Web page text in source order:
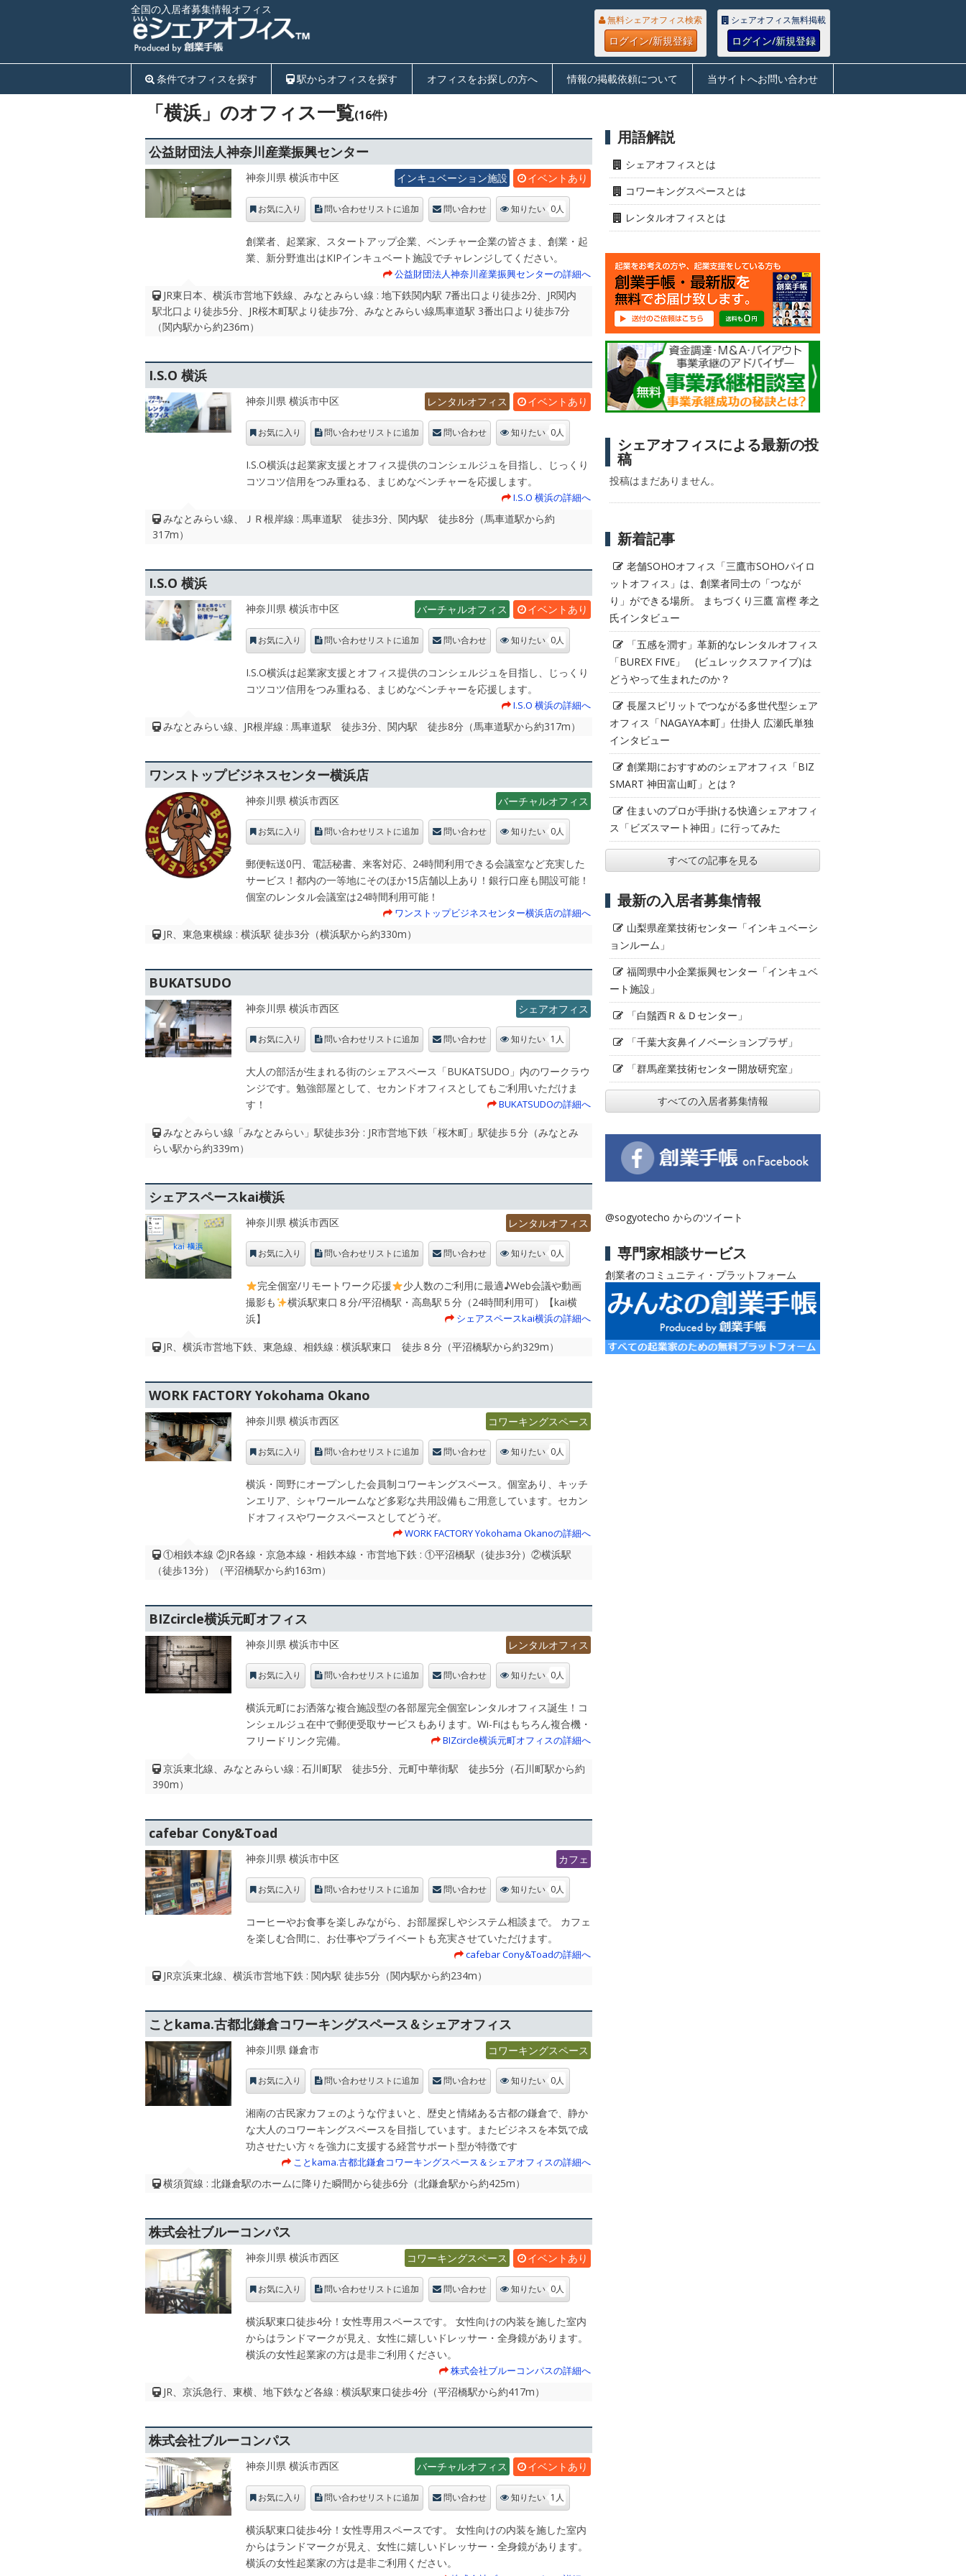
全国の入居者募集情報オフィス
無料シェアオフィス検索
ログイン/新規登録
シェアオフィス無料掲載
ログイン/新規登録
条件でオフィスを探す 駅からオフィスを探す オフィスをお探しの方へ 情報の掲載依頼について 当サイトへお問い合わせ
「横浜」のオフィス一覧(16件)
公益財団法人神奈川産業振興センター
神奈川県 横浜市中区 イベントあり
インキュベーション施設
お気に入り 問い合わせリストに追加 問い合わせ 知りたい 0人
創業者、起業家、スタートアップ企業、ベンチャー企業の皆さま、創業・起
業、新分野進出はKIPインキュベート施設でチャレンジしてください。
公益財団法人神奈川産業振興センターの詳細へ
JR東日本、横浜市営地下鉄線、みなとみらい線 : 地下鉄関内駅 7番出口より徒歩2分、JR関内
駅北口より徒歩5分、JR桜木町駅より徒歩7分、みなとみらい線馬車道駅 3番出口より徒歩7分
（関内駅から約236m）
I.S.O 横浜
神奈川県 横浜市中区 イベントあり
レンタルオフィス
お気に入り 問い合わせリストに追加 問い合わせ 知りたい 0人
I.S.O横浜は起業家支援とオフィス提供のコンシェルジュを目指し、じっくり
コツコツ信用をつみ重ねる、まじめなベンチャーを応援します。
I.S.O 横浜の詳細へ
みなとみらい線、ＪＲ根岸線 : 馬車道駅 徒歩3分、関内駅 徒歩8分（馬車道駅から約
317m）
I.S.O 横浜
神奈川県 横浜市中区 イベントあり
バーチャルオフィス
お気に入り 問い合わせリストに追加 問い合わせ 知りたい 0人
I.S.O横浜は起業家支援とオフィス提供のコンシェルジュを目指し、じっくり
コツコツ信用をつみ重ねる、まじめなベンチャーを応援します。
I.S.O 横浜の詳細へ
みなとみらい線、JR根岸線 : 馬車道駅 徒歩3分、関内駅 徒歩8分（馬車道駅から約317m）
ワンストップビジネスセンター横浜店
神奈川県 横浜市西区 バーチャルオフィス
お気に入り 問い合わせリストに追加 問い合わせ 知りたい 0人
郵便転送0円、電話秘書、来客対応、24時間利用できる会議室など充実した
サービス！都内の一等地にそのほか15店舗以上あり！銀行口座も開設可能！
個室のレンタル会議室は24時間利用可能！
ワンストップビジネスセンター横浜店の詳細へ
JR、東急東横線 : 横浜駅 徒歩3分（横浜駅から約330m）
BUKATSUDO
神奈川県 横浜市西区 シェアオフィス
お気に入り 問い合わせリストに追加 問い合わせ 知りたい 1人
大人の部活が生まれる街のシェアスペース「BUKATSUDO」内のワークラウ
ンジです。勉強部屋として、セカンドオフィスとしてもご利用いただけま
す！
BUKATSUDOの詳細へ
みなとみらい線「みなとみらい」駅徒歩3分 : JR市営地下鉄「桜木町」駅徒歩５分（みなとみ
らい駅から約339m）
シェアスペースkai横浜
神奈川県 横浜市西区 レンタルオフィス
お気に入り 問い合わせリストに追加 問い合わせ 知りたい 0人
完全個室/リモートワーク応援
少人数のご利用に最適♪Web会議や動画
撮影も
横浜駅東口８分/平沼橋駅・高島駅５分（24時間利用可）【kai横
浜】
シェアスペースkai横浜の詳細へ
JR、横浜市営地下鉄、東急線、相鉄線 : 横浜駅東口 徒歩８分（平沼橋駅から約329m）
WORK FACTORY Yokohama Okano
神奈川県 横浜市西区 コワーキングスペース
お気に入り 問い合わせリストに追加 問い合わせ 知りたい 0人
横浜・岡野にオープンした会員制コワーキングスペース。個室あり、キッチ
ンエリア、シャワールームなど多彩な共用設備もご用意しています。セカン
ドオフィスやワークスペースとしてどうぞ。
WORK FACTORY Yokohama Okanoの詳細へ
①相鉄本線 ②JR各線・京急本線・相鉄本線・市営地下鉄 : ①平沼橋駅（徒歩3分）②横浜駅
（徒歩13分）（平沼橋駅から約163m）
BIZcircle横浜元町オフィス
神奈川県 横浜市中区 レンタルオフィス
お気に入り 問い合わせリストに追加 問い合わせ 知りたい 0人
横浜元町にお洒落な複合施設型の各部屋完全個室レンタルオフィス誕生！コ
ンシェルジュ在中で郵便受取サービスもあります。Wi-Fiはもちろん複合機・
フリードリンク完備。
BIZcircle横浜元町オフィスの詳細へ
京浜東北線、みなとみらい線 : 石川町駅 徒歩5分、元町中華街駅 徒歩5分（石川町駅から約
390m）
cafebar Cony&Toad
神奈川県 横浜市中区 カフェ
お気に入り 問い合わせリストに追加 問い合わせ 知りたい 0人
コーヒーやお食事を楽しみながら、お部屋探しやシステム相談まで。 カフェ
を楽しむ合間に、お仕事やプライベートも充実させていただけます。
cafebar Cony&Toadの詳細へ
JR京浜東北線、横浜市営地下鉄 : 関内駅 徒歩5分（関内駅から約234m）
ことkama.古都北鎌倉コワーキングスペース＆シェアオフィス
神奈川県 鎌倉市 コワーキングスペース
お気に入り 問い合わせリストに追加 問い合わせ 知りたい 0人
湘南の古民家カフェのような佇まいと、歴史と情緒ある古都の鎌倉で、静か
な大人のコワーキングスペースを目指しています。またビジネスを本気で成
功させたい方々を強力に支援する経営サポート型が特徴です
ことkama.古都北鎌倉コワーキングスペース＆シェアオフィスの詳細へ
横須賀線 : 北鎌倉駅のホームに降りた瞬間から徒歩6分（北鎌倉駅から約425m）
株式会社ブルーコンパス
神奈川県 横浜市西区 イベントあり
コワーキングスペース
お気に入り 問い合わせリストに追加 問い合わせ 知りたい 0人
横浜駅東口徒歩4分！女性専用スペースです。 女性向けの内装を施した室内
からはランドマークが見え、女性に嬉しいドレッサー・全身鏡があります。
横浜の女性起業家の方は是非ご利用ください。
株式会社ブルーコンパスの詳細へ
JR、京浜急行、東横、地下鉄など各線 : 横浜駅東口徒歩4分（平沼橋駅から約417m）
株式会社ブルーコンパス
神奈川県 横浜市西区 イベントあり
バーチャルオフィス
お気に入り 問い合わせリストに追加 問い合わせ 知りたい 1人
横浜駅東口徒歩4分！女性専用スペースです。 女性向けの内装を施した室内
からはランドマークが見え、女性に嬉しいドレッサー・全身鏡があります。
横浜の女性起業家の方は是非ご利用ください。
用語解説
シェアオフィスとは
コワーキングスペースとは
レンタルオフィスとは
シェアオフィスによる最新の投
稿
投稿はまだありません。
新着記事
老舗SOHOオフィス「三鷹市SOHOパイロ
ットオフィス」は、創業者同士の「つなが
り」ができる場所。 まちづくり三鷹 富樫 孝之
氏インタビュー
「五感を潤す」革新的なレンタルオフィス
「BUREX FIVE」 (ビュレックスファイブ)は
どうやって生まれたのか？
長屋スピリットでつながる多世代型シェア
オフィス「NAGAYA本町」仕掛人 広瀬氏単独
インタビュー
創業期におすすめのシェアオフィス「BIZ
SMART 神田富山町」とは？
住まいのプロが手掛ける快適シェアオフィ
ス「ビズスマート神田」に行ってみた
すべての記事を見る
最新の入居者募集情報
山梨県産業技術センター「インキュベーシ
ョンルーム」
福岡県中小企業振興センター「インキュベ
ート施設」
「白鬚西Ｒ＆Ｄセンター」
「千葉大亥鼻イノベーションプラザ」
「群馬産業技術センター開放研究室」
すべての入居者募集情報
@sogyotecho からのツイート
専門家相談サービス
創業者のコミュニティ・プラットフォーム